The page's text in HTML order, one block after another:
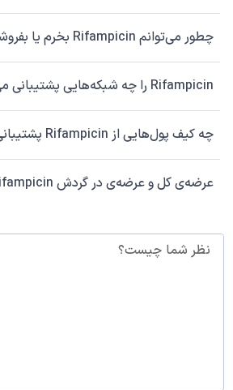
چطور می‌توانم Rifampicin بخرم یا بفروشم؟
Rifampicin را چه شبکه‌هایی پشتیبانی می‌کند؟
چه کیف پول‌هایی از Rifampicin پشتیبانی می‌کنند؟
عرضه‌ی کل و عرضه‌ی در گردش Rifampicin چقدر است؟
نظر شما چیست؟